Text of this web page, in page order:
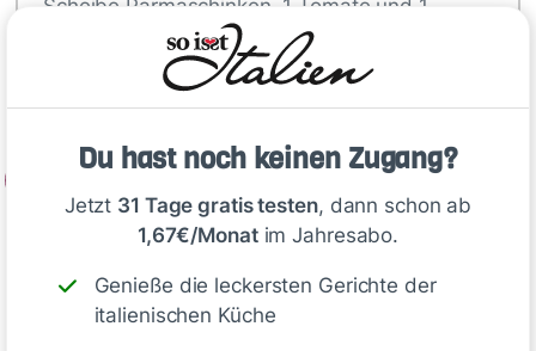
Du hast noch keinen Zugang?
Jetzt 31 Tage gratis testen, dann schon ab
1,67€/Monatim Jahresabo.
Genieße die leckersten Gerichte der
italienischen Küche
Scheibe Parmaschinken, 1 Tomate und 1
Salbeiblatt belegen. Wie eine Tasche
zusammenklappen, dann mit einem
Holzspießchen fixieren.
2 EL des Gewürzöls der getrockneten…
Tipp